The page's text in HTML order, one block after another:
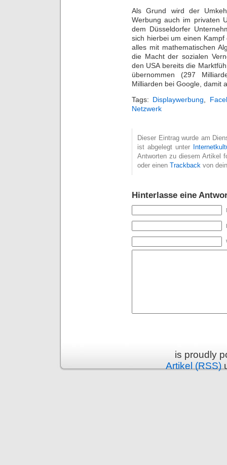
Als Grund wird der
Werbung auch im privaten
dem Düsseldorfer
sich hierbei um einen
alles mit mathematischen
die Macht der sozialen
den USA bereits die
übernommen (297
Milliarden bei Google, damit
Tags: Displaywerbung
Netzwerk
Dieser Eintrag wurde am
ist abgelegt unter
Antworten zu diesem Artikel
oder einen Trackback von
Hinterlasse eine
is proudly
Artikel (RSS)